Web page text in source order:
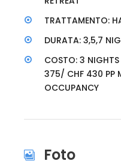
TRATTAMENTO:
DURATA: 3,5,7
COSTO: 3
375/ CHF 430 PP
OCCUPANCY
Foto